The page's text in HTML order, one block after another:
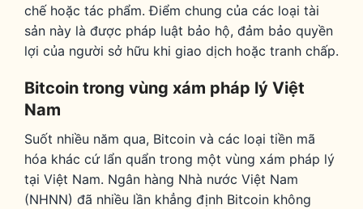
chế hoặc tác phẩm. Điểm chung của các loại tài
sản này là được pháp luật bảo hộ, đảm bảo quyền
lợi của người sở hữu khi giao dịch hoặc tranh chấp.
Bitcoin trong vùng xám pháp lý Việt
Nam
Suốt nhiều năm qua, Bitcoin và các loại tiền mã
hóa khác cứ lẩn quẩn trong một vùng xám pháp lý
tại Việt Nam. Ngân hàng Nhà nước Việt Nam
(NHNN) đã nhiều lần khẳng định Bitcoin không